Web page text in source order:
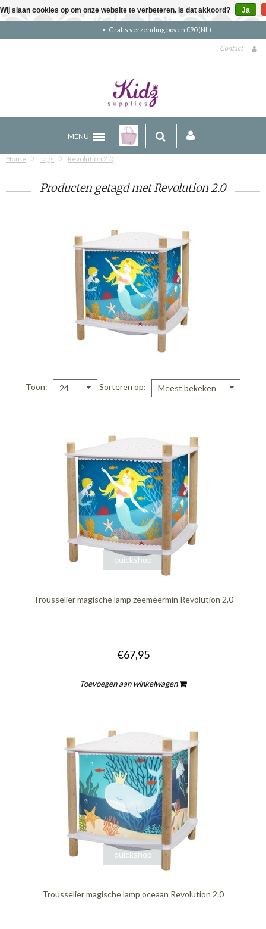
Gratis verzending boven €90 (NL)
Contact
MENU
Home Tags Revolution 2.0
Producten getagd met Revolution 2.0
Toon 24 Sorteren op Meest bekeken
quickshop
Trousselier magische lamp zeemeermin Revolution 2.0
€67,95
Toevoegen aan winkelwagen
quickshop
Trousselier magische lamp oceaan Revolution 2.0
Wij slaan cookies op om onze website te verbeteren. Is dat akkoord? Ja